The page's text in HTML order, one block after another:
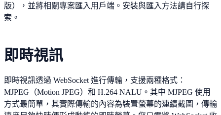
版），並將相關專案匯入用戶端。安裝與匯入方法請自行探
索。
即時視訊
即時視訊透過 WebSocket 進行傳輸，支援兩種格式：
MJPEG（Motion JPEG）和 H.264 NALU。其中 MJPEG 使用
方式最簡單，其實際傳輸的內容為裝置螢幕的連續截圖，傳輸